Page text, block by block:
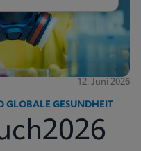
12. Juni 2026
GLOBALE GESUNDHEIT